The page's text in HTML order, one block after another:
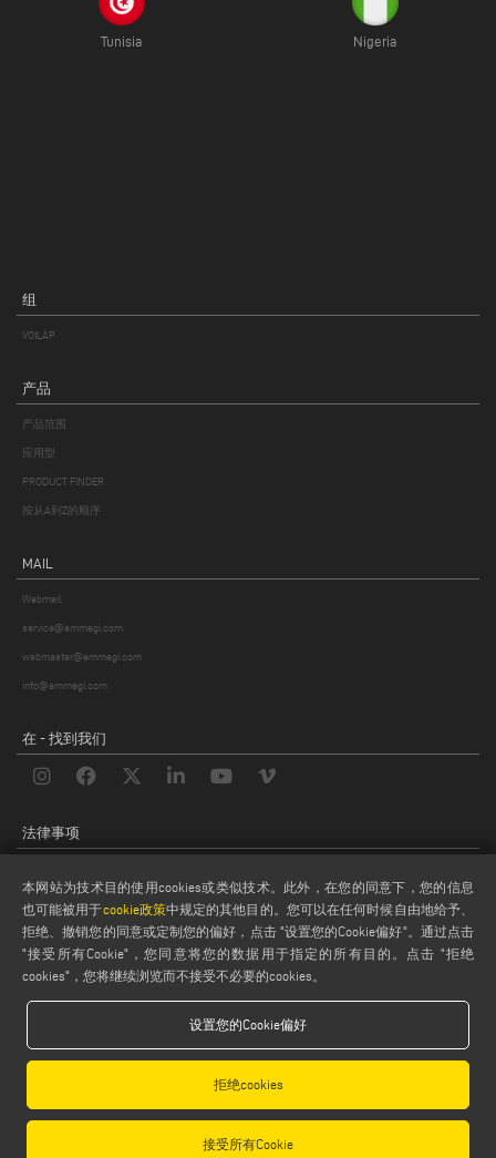
Tunisia Nigeria
组
VOILÀP
产品
产品范围
应用型
PRODUCT FINDER
按从A到Z的顺序
MAIL
Webmail
service@emmegi.com
webmaster@emmegi.com
info@emmegi.com
在 - 找到我们
法律事项
法律说明
饼干政策
般销售条款和条件
分销通用条款与条件
本网站为技术目的使用cookies或类似技术。此外，在您的同意下，您的信息
也可能被用于cookie政策中规定的其他目的。您可以在任何时候自由地给予、
拒绝、撤销您的同意或定制您的偏好，点击 "设置您的Cookie偏好"。通过点击
"接受所有Cookie"，您同意将您的数据用于指定的所有目的。点击 "拒绝
cookies"，您将继续浏览而不接受不必要的cookies。
设置您的Cookie偏好
拒绝cookies
接受所有Cookie